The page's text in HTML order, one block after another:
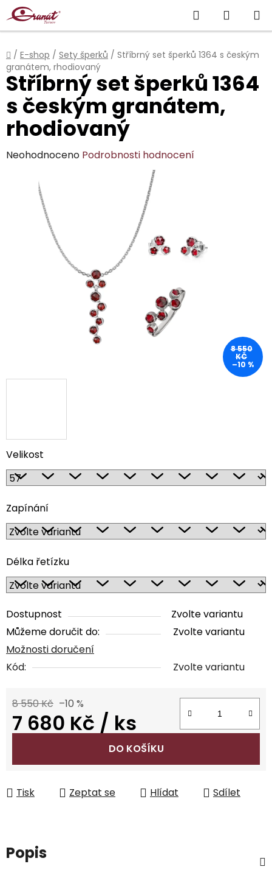
Přejít
na
obsah
Hledat
KOŠÍK
Domů
/ E-shop / Sety šperků / Stříbrný set šperků 1364 s českým
granátem, rhodiovaný
Velikost
Zapínání
Délka řetízku
Dostupnost
Zvolte variantu
Můžeme doručit do:
Zvolte variantu
Možnosti doručení
Kód:
Zvolte variantu
8 550 Kč –10 %
7 680 Kč / ks
DO KOŠÍKU
Tisk Zeptat se Hlídat Sdílet
Stříbrný set šperků 1364
s českým granátem,
rhodiovaný
Průměrné
produktu
Neohodnoceno Podrobnosti hodnocení
8 550
KČ
–10 %
Popis